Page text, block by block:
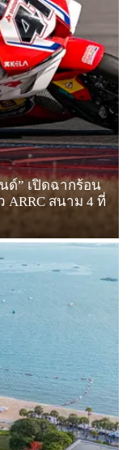
ด์” เปิดฉากร้อน
ARRC สนาม 4 ที่